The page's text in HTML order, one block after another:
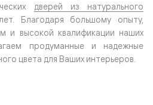
дверей из натурального
Благодаря большому опыту,
и высокой квалификации наших
продуманные и надежные
цвета для Ваших интерьеров.